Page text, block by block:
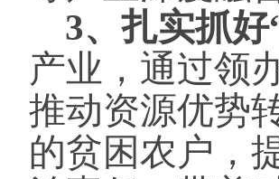
3、扎实抓
产业，通过领
推动资源优势
的贫困农户，